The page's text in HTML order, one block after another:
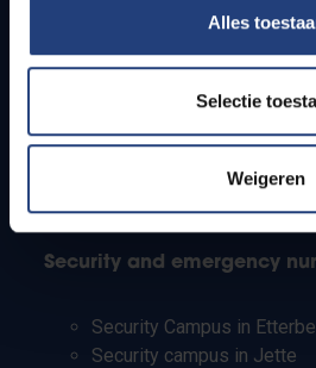
Alles
Selectie
Weigeren
Students
PhD students
Teachers and secondary
Working students
Security and emergency
Security Campus in
Security campus in Jette